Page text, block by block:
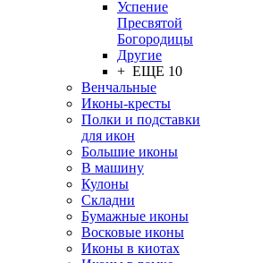
Успение
Пресвятой
Богородицы
Другие
+ ЕЩЕ 10
Венчальные
Иконы-кресты
Полки и подставки
для икон
Большие иконы
В машину
Кулоны
Складни
Бумажные иконы
Восковые иконы
Иконы в киотах